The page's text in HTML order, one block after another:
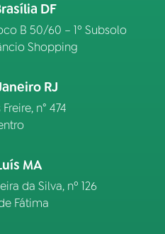
DF
B 50/60 – 1º Subsolo
Shopping
RJ
n° 474
MA
da Silva, nº 126
Fátima